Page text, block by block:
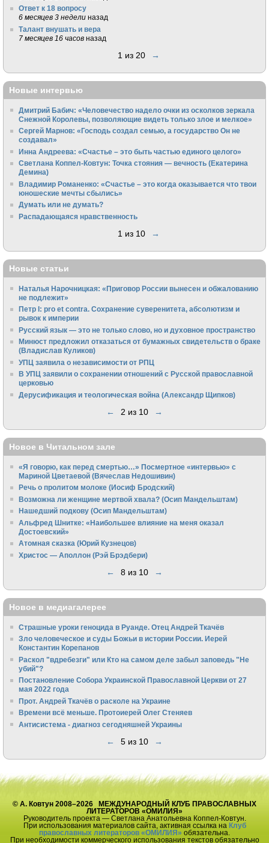
Ответ к 18 вопросу
6 месяцев 3 недели назад
Талант внушать и вера
7 месяцев 16 часов назад
1 из 20 →
Новые интервью
Дмитрий Бабич: «Человечество надело очки из осколков зеркала
Снежной Королевы, позволяющие видеть только злое и мелкое»
Сергей Марнов: «Господь создал семью, а государство Он не
создавал»
Инна Андреева: «Счастье – это быть частью единого целого»
Светлана Коппел-Ковтун: Точка стояния — вечность (Екатерина
Демина)
Владимир Романенко: «Счастье – это когда оказывается что твои
юношеские мечты сбылись»
Думать или не думать?
Распадающаяся нравственность
1 из 10 →
Новые статьи
Наталья Нарочницкая: «Приговор России вынесен и обжалованию
не подлежит»
Петр I: pro et contra. Сохранение суверенитета, абсолютизм и
рывок к империи
Русский язык — это не только слово, но и духовное пространство
Минюст предложил отказаться от бумажных свидетельств о браке
(Владислав Куликов)
УПЦ заявила о независимости от РПЦ
В УПЦ заявили о сохранении отношений с Русской православной
церковью
Дерусификация и теологическая война (Александр Щипков)
← 2 из 10 →
Новое в Читальном зале
«Я говорю, как перед смертью…» Посмертное «интервью» с
Мариной Цветаевой (Вячеслав Недошивин)
Речь о пролитом молоке (Иосиф Бродский)
Возможна ли женщине мертвой хвала? (Осип Мандельштам)
Нашедший подкову (Осип Мандельштам)
Альфред Шнитке: «Наибольшее влияние на меня оказал
Достоевский»
Атомная сказка (Юрий Кузнецов)
Христос — Аполлон (Рэй Брэдбери)
← 8 из 10 →
Новое в медиагалерее
Страшные уроки геноцида в Руанде. Отец Андрей Ткачёв
Зло человеческое и суды Божьи в истории России. Иерей
Константин Корепанов
Раскол "вдребезги" или Кто на самом деле забыл заповедь "Не
убий"?
Постановление Собора Украинской Православной Церкви от 27
мая 2022 года
Прот. Андрей Ткачёв о расколе на Украине
Времени всё меньше. Протоиерей Олег Стеняев
Антисистема - диагноз сегодняшней Украины
← 5 из 10 →
© А. Ковтун 2008–2026 МЕЖДУНАРОДНЫЙ КЛУБ ПРАВОСЛАВНЫХ
ЛИТЕРАТОРОВ «ОМИЛИЯ»
Руководитель проекта — Светлана Анатольевна Коппел-Ковтун.
При использования материалов сайта, активная ссылка на Клуб
православных литераторов «ОМИЛИЯ» обязательна.
При необходимости коммерческого использования текстов обязательно